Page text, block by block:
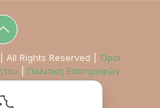
Rights Reserved | Όροι
Πολιτική Επιστροφών